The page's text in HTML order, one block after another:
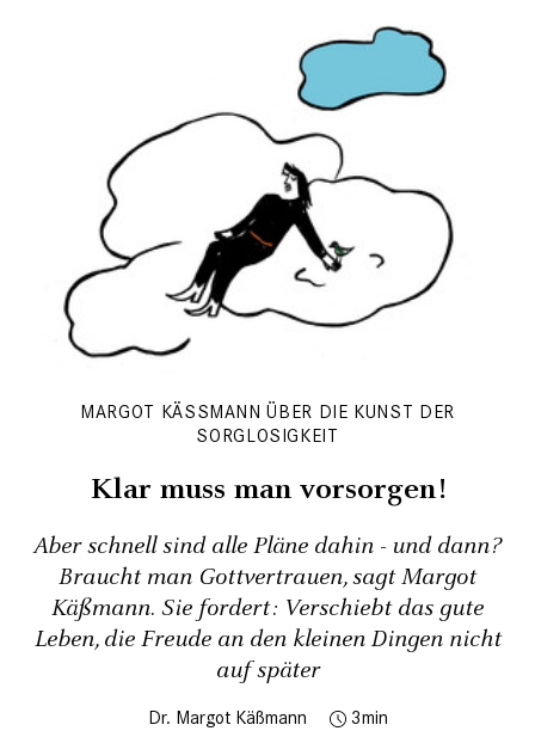
MARGOT KÄSSMANN ÜBER DIE KUNST DER S
ORGLOSIGKEIT
Klar muss man vorsorgen!
Aber schnell sind alle Pläne dahin - und dann?
Braucht man Gottvertrauen, sagt Margot
Käßmann. Sie fordert: Verschiebt das gute
Leben, die Freude an den kleinen Dingen nicht
auf später
Dr. Margot Käßmann 3